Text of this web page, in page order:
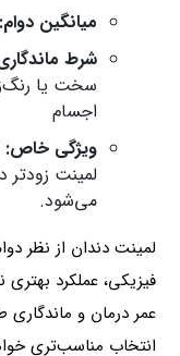
میانگین دوام:
شرط
سخت یا
اجسام
ویژگی خاص:
لمینت
می‌شود.
لمینت دندان از نظر
فیزیکی، عملکرد
عمر درمان و ماندگاری
انتخاب مناسب‌تری